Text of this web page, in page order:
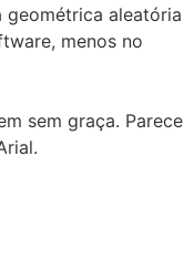
aleatória
menos no
sem graça. Parece